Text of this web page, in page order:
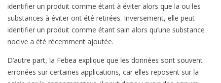
identifier un produit comme étant à éviter alors que la ou les
substances à éviter ont été retirées. Inversement, elle peut
identifier un produit comme étant sain alors qu’une substance
nocive a été récemment ajoutée.
D’autre part, la Febea explique que les données sont souvent
erronées sur certaines applications, car elles reposent sur la